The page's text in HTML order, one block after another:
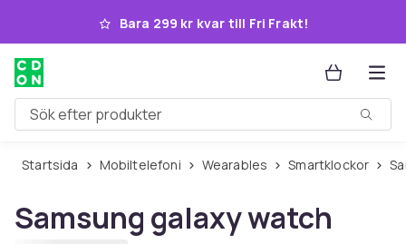
Hoppa till huvudinnehållet
Bara 299 kr kvar till Fri Frakt!
Sök efter produkter
Startsida Mobiltelefoni Wearables Smartklockor
Samsung galaxy watch